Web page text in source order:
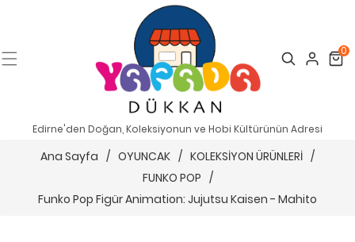
Search Cart
0
Edirne'den Doğan, Koleksiyonun ve Hobi Kültürünün Adresi
Ana Sayfa / OYUNCAK / KOLEKSİYON ÜRÜNLERİ /
FUNKO POP /
Funko Pop Figür Animation: Jujutsu Kaisen - Mahito